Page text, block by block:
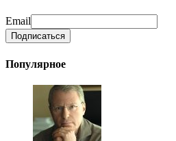
Email
Популярное